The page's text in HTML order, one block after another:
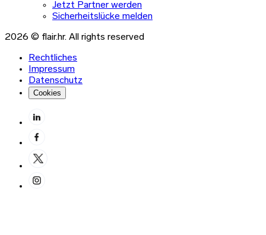
Jetzt Partner werden
Sicherheitslücke melden
2026 © flair.hr. All rights reserved
Rechtliches
Impressum
Datenschutz
Cookies